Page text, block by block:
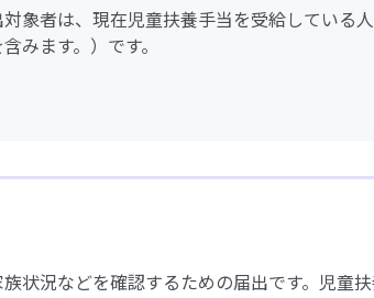
象者は、現在児童扶養手当を受給している
みます。）です。
状況などを確認するための届出です。児童